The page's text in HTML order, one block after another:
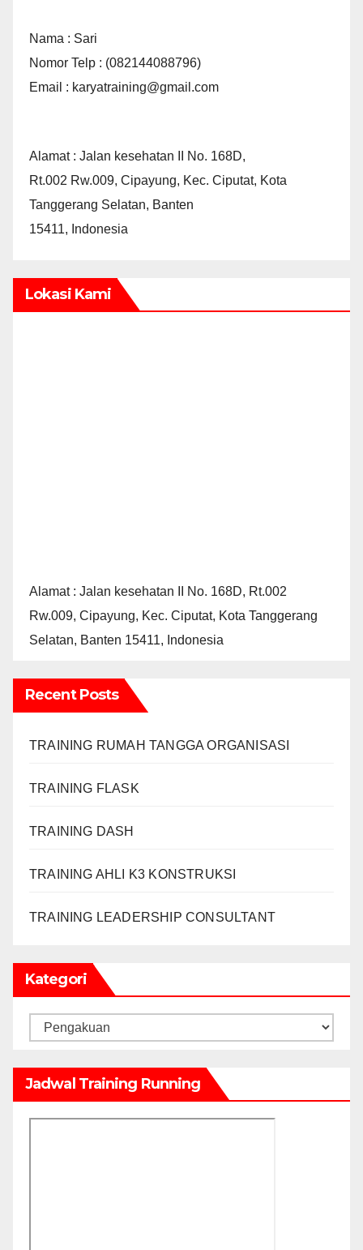
Nama : Sari
Nomor Telp : (082144088796)
Email : karyatraining@gmail.com
Alamat : Jalan kesehatan II No. 168D,
Rt.002 Rw.009, Cipayung, Kec. Ciputat, Kota
Tanggerang Selatan, Banten
15411, Indonesia
Lokasi Kami
Alamat : Jalan kesehatan II No. 168D, Rt.002
Rw.009, Cipayung, Kec. Ciputat, Kota Tanggerang
Selatan, Banten 15411, Indonesia
Recent Posts
TRAINING RUMAH TANGGA ORGANISASI
TRAINING FLASK
TRAINING DASH
TRAINING AHLI K3 KONSTRUKSI
TRAINING LEADERSHIP CONSULTANT
Kategori
Kategori
Jadwal Training Running